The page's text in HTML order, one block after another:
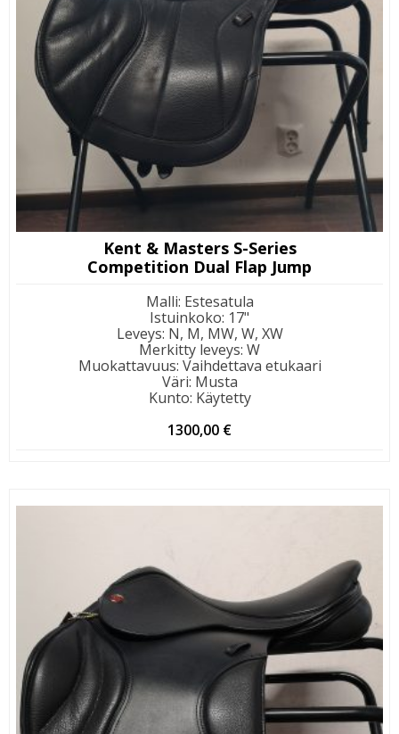
Kent & Masters S-Series
Competition Dual Flap Jump
Malli: Estesatula
Istuinkoko: 17"
Leveys: N, M, MW, W, XW
Merkitty leveys: W
Muokattavuus: Vaihdettava etukaari
Väri: Musta
Kunto: Käytetty
1300,00 €